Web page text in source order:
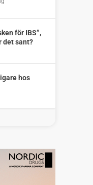
för IBS”,
det sant?
hos